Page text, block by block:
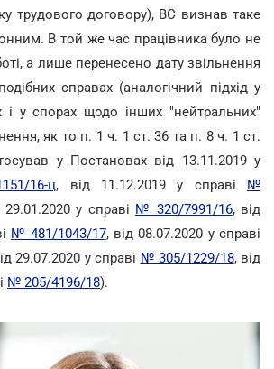
трудового договору), ВС визнав таке
В той же час працівника було не
а лише перенесено дату звільнення
справах (аналогічний підхід у
і у спорах щодо інших "нейтральних"
як то п. 1 ч. 1 ст. 36 та п. 8 ч. 1 ст.
у Постановах від 13.11.2019 у
16-ц, від 11.12.2019 у справі №
29.01.2020 у справі № 320/7991/16, від
№ 481/1043/17, від 08.07.2020 у справі
29.07.2020 у справі № 305/1229/18, від
№ 205/4196/18).